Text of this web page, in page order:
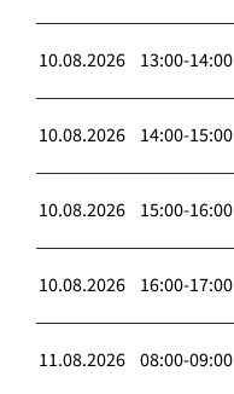
10.08.2026 13:00-14:00
10.08.2026 14:00-15:00
10.08.2026 15:00-16:00
10.08.2026 16:00-17:00
11.08.2026 08:00-09:00